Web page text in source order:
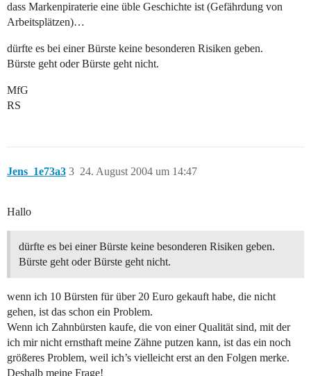
dass Markenpiraterie eine üble Geschichte ist (Gefährdung von
Arbeitsplätzen)…
dürfte es bei einer Bürste keine besonderen Risiken geben.
Bürste geht oder Bürste geht nicht.
MfG
RS
Jens_1e73a3 24. August 2004 um 14:47
3
Hallo
dürfte es bei einer Bürste keine besonderen Risiken geben.
Bürste geht oder Bürste geht nicht.
wenn ich 10 Bürsten für über 20 Euro gekauft habe, die nicht
gehen, ist das schon ein Problem.
Wenn ich Zahnbürsten kaufe, die von einer Qualität sind, mit der
ich mir nicht ernsthaft meine Zähne putzen kann, ist das ein noch
größeres Problem, weil ich’s vielleicht erst an den Folgen merke.
Deshalb meine Frage!